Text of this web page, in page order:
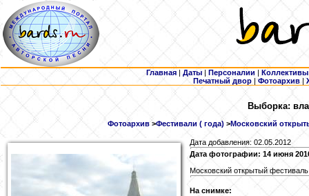
Главная | Даты | Персоналии | Коллективы
Печатный двор |Фотоархив |
Выборка:
Фотоархив>Фестивали ( года) >Московский
Дата добавления: 02.05.2012
Дата фотографии: 14 июня
Московский открытый
На снимке: